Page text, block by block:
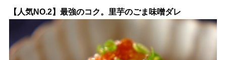
【人気NO.2】最強のコク。里芋のごま味噌ダレ